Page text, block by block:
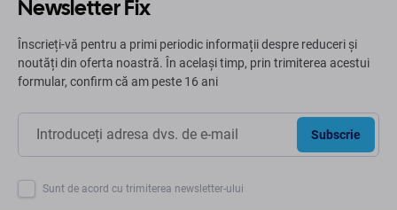
Newsletter Fix
Înscrieți-vă pentru a primi periodic informații despre reduceri și
noutăți din oferta noastră. În același timp, prin trimiterea acestui
formular, confirm că am peste 16 ani
Subscrie
Sunt de acord cu trimiterea newsletter-ului